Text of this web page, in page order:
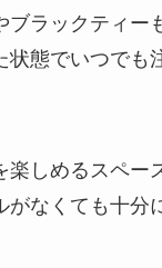
ブラックティー
状態でいつでも
楽しめるスペー
がなくても十分